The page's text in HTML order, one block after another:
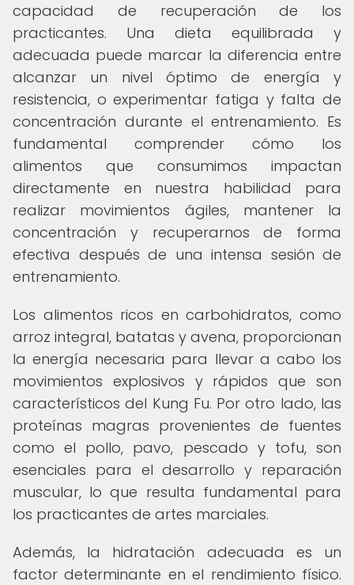
capacidad de recuperación de los
practicantes. Una dieta equilibrada y
adecuada puede marcar la diferencia entre
alcanzar un nivel óptimo de energía y
resistencia, o experimentar fatiga y falta de
concentración durante el entrenamiento. Es
fundamental comprender cómo los
alimentos que consumimos impactan
directamente en nuestra habilidad para
realizar movimientos ágiles, mantener la
concentración y recuperarnos de forma
efectiva después de una intensa sesión de
entrenamiento.
Los alimentos ricos en carbohidratos, como
arroz integral, batatas y avena, proporcionan
la energía necesaria para llevar a cabo los
movimientos explosivos y rápidos que son
característicos del Kung Fu. Por otro lado, las
proteínas magras provenientes de fuentes
como el pollo, pavo, pescado y tofu, son
esenciales para el desarrollo y reparación
muscular, lo que resulta fundamental para
los practicantes de artes marciales.
Además, la hidratación adecuada es un
factor determinante en el rendimiento físico.